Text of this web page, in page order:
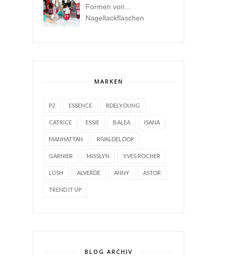
Formen von...
Nagellackflaschen
MARKEN
P2 ESSENCE RDELYOUNG
CATRICE ESSIE BALEA ISANA
MANHATTAN RIVALDELOOP
GARNIER MISSLYN YVES ROCHER
LUSH ALVERDE ANNY ASTOR
TREND IT UP
BLOG ARCHIV